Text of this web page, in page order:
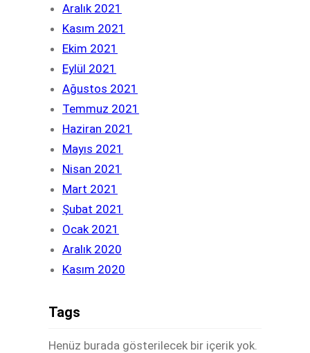
Aralık 2021
Kasım 2021
Ekim 2021
Eylül 2021
Ağustos 2021
Temmuz 2021
Haziran 2021
Mayıs 2021
Nisan 2021
Mart 2021
Şubat 2021
Ocak 2021
Aralık 2020
Kasım 2020
Tags
Henüz burada gösterilecek bir içerik yok.